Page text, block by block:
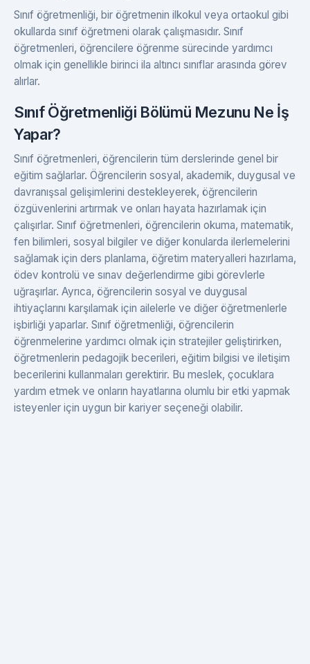
Sınıf öğretmenliği, bir öğretmenin ilkokul veya ortaokul gibi
okullarda sınıf öğretmeni olarak çalışmasıdır. Sınıf
öğretmenleri, öğrencilere öğrenme sürecinde yardımcı
olmak için genellikle birinci ila altıncı sınıflar arasında görev
alırlar.
Sınıf Öğretmenliği Bölümü Mezunu Ne İş
Yapar?
Sınıf öğretmenleri, öğrencilerin tüm derslerinde genel bir
eğitim sağlarlar. Öğrencilerin sosyal, akademik, duygusal ve
davranışsal gelişimlerini destekleyerek, öğrencilerin
özgüvenlerini artırmak ve onları hayata hazırlamak için
çalışırlar. Sınıf öğretmenleri, öğrencilerin okuma, matematik,
fen bilimleri, sosyal bilgiler ve diğer konularda ilerlemelerini
sağlamak için ders planlama, öğretim materyalleri hazırlama,
ödev kontrolü ve sınav değerlendirme gibi görevlerle
uğraşırlar. Ayrıca, öğrencilerin sosyal ve duygusal
ihtiyaçlarını karşılamak için ailelerle ve diğer öğretmenlerle
işbirliği yaparlar. Sınıf öğretmenliği, öğrencilerin
öğrenmelerine yardımcı olmak için stratejiler geliştirirken,
öğretmenlerin pedagojik becerileri, eğitim bilgisi ve iletişim
becerilerini kullanmaları gerektirir. Bu meslek, çocuklara
yardım etmek ve onların hayatlarına olumlu bir etki yapmak
isteyenler için uygun bir kariyer seçeneği olabilir.